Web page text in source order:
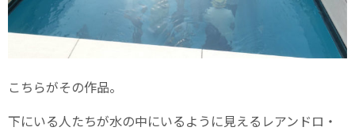
こちらがその作品。
下にいる人たちが水の中にいるように見えるレアンドロ・